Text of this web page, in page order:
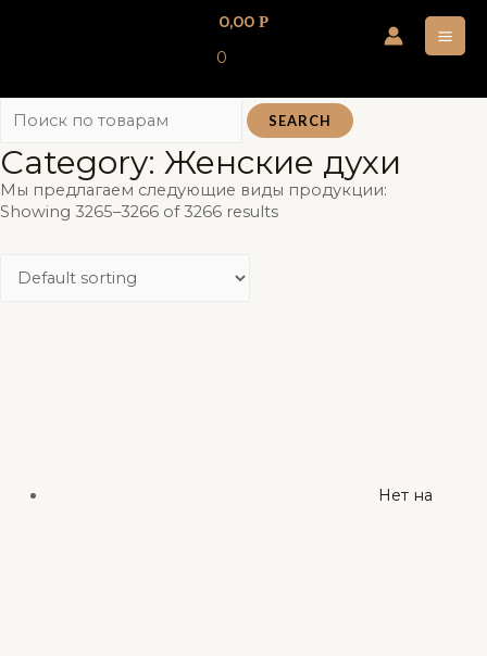
0,00 Р
0
SEARCH
Category: Женские духи
Мы предлагаем следующие виды продукции:
Showing 3265–3266 of 3266 results
Нет на